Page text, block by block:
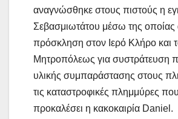
αναγνώσθηκε στους πιστούς η
Σεβασμιωτάτου μέσω της οποίας
πρόσκληση στον Ιερό Κλήρο και
Μητροπόλεως για συστράτευση
υλικής συμπαράστασης στους
τις καταστροφικές πλημμύρες που
προκαλέσει η κακοκαιρία Daniel.